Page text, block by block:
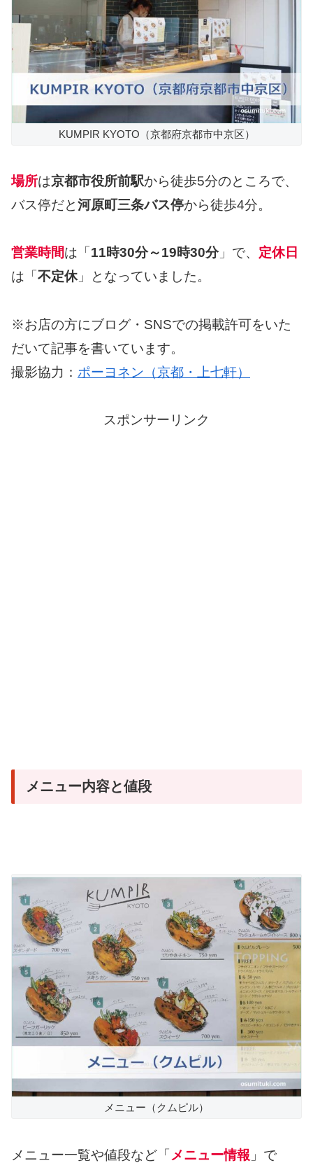
KUMPIR KYOTO（京都府京都市中京区）
場所は京都市役所前駅から徒歩5分のところで、
バス停だと河原町三条バス停から徒歩4分。
営業時間は「 11時30分～19時30分」で、 定休日
は「 不定休」となっていました。
※お店の方にブログ・SNSでの掲載許可をいた
だいて記事を書いています。
撮影協力： ポーヨネン（京都・上七軒）
スポンサーリンク
メニュー内容と値段
メニュー（クムピル）
メニュー一覧や値段など「 メニュー情報 」で